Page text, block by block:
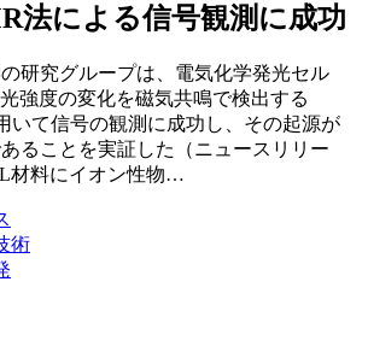
法による信号観測に成功
研究グループは、電気化学発光セル
光強度の変化を磁気共鳴で検出する
いて信号の観測に成功し、その起源が
ることを実証した（ニュースリリー
材料にイオン性物…
術